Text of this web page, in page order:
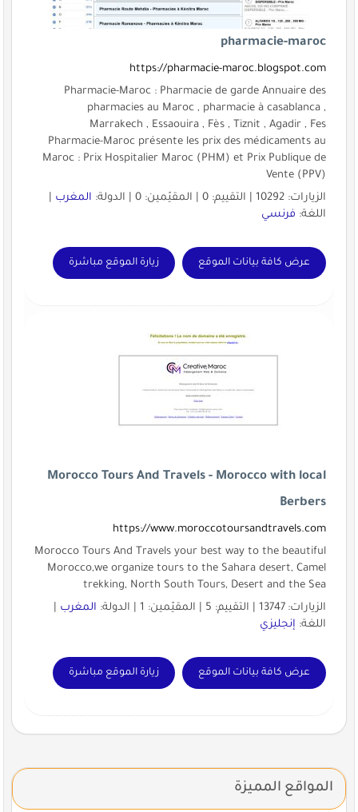
pharmacie-maroc
https://pharmacie-maroc.blogspot.com
Pharmacie-Maroc : Pharmacie de garde Annuaire des
pharmacies au Maroc , pharmacie à casablanca ,
Marrakech , Essaouira , Fès , Tiznit , Agadir , Fes
Pharmacie-Maroc présente les prix des médicaments au
Maroc : Prix Hospitalier Maroc (PHM) et Prix Publique de
Vente (PPV)
الزيارات: 10292 | التقييم: 0 | المقيّمين: 0 | الدولة:
المغرب|
اللغة: فرنسي
عرض كافة بيانات الموقع زيارة الموقع مباشرة
Morocco Tours And Travels - Morocco with local
Berbers
https://www.moroccotoursandtravels.com
Morocco Tours And Travels your best way to the beautiful
Morocco,we organize tours to the Sahara desert, Camel
trekking, North South Tours, Desert and the Sea
الزيارات: 13747 | التقييم: 5 | المقيّمين: 1 | الدولة:
المغرب|
اللغة: إنجليزي
عرض كافة بيانات الموقع زيارة الموقع مباشرة
المواقع المميزة